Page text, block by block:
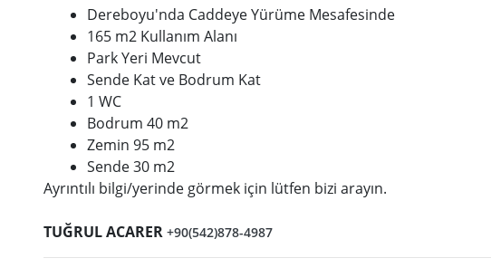
Dereboyu'nda Caddeye Yürüme Mesafesinde
165 m2 Kullanım Alanı
Park Yeri Mevcut
Sende Kat ve Bodrum Kat
1 WC
Bodrum 40 m2
Zemin 95 m2
Sende 30 m2
Ayrıntılı bilgi/yerinde görmek için lütfen bizi arayın.
TUĞRUL ACARER +90(542)878-4987